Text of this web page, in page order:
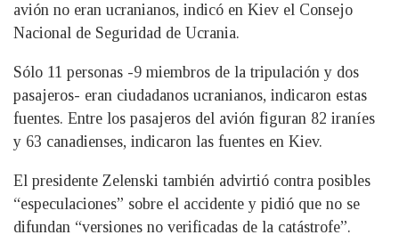
avión no eran ucranianos, indicó en Kiev el Consejo
Nacional de Seguridad de Ucrania.
Sólo 11 personas -9 miembros de la tripulación y dos
pasajeros- eran ciudadanos ucranianos, indicaron estas
fuentes. Entre los pasajeros del avión figuran 82 iraníes
y 63 canadienses, indicaron las fuentes en Kiev.
El presidente Zelenski también advirtió contra posibles
“especulaciones” sobre el accidente y pidió que no se
difundan “versiones no verificadas de la catástrofe”.